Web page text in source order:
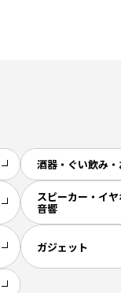
酒器・ぐい飲み
スピーカー・イ
音響
ガジェット